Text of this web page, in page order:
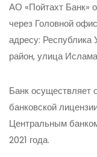
АО «Пойтахт Банк»
через Головной
адресу: Республика
район, улица
Банк осуществляет
банковской
Центральным
2021 года.